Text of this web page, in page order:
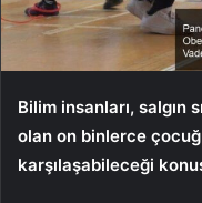
Bilim insanları, salgın
olan on binlerce
karşılaşabileceği